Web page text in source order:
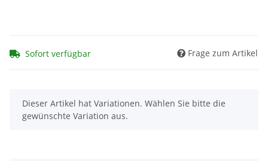
Sofort verfügbar Frage zum Artikel
x
Dieser Artikel hat Variationen. Wählen Sie bitte die
gewünschte Variation aus.